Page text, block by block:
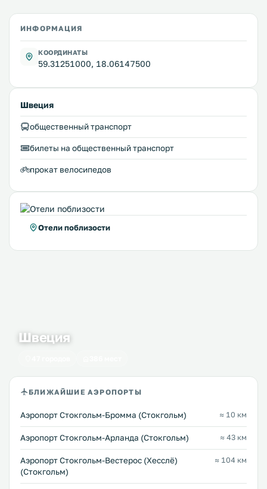
ИНФОРМАЦИЯ
КООРДИНАТЫ
59.31251000, 18.06147500
Швеция
общественный транспорт
билеты на общественный транспорт
прокат велосипедов
Отели поблизости
Швеция
БЛИЖАЙШИЕ АЭРОПОРТЫ
Аэропорт Стокгольм-Бромма (Стокгольм) ≈ 10 км
Аэропорт Стокгольм-Арланда (Стокгольм) ≈ 43 км
Аэропорт Стокгольм-Вестерос (Хесслё)
(Стокгольм)
≈ 104 км